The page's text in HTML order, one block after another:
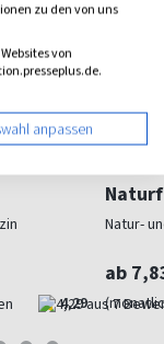
4,29
Natur-
ab
zu den von uns
von
anpassen